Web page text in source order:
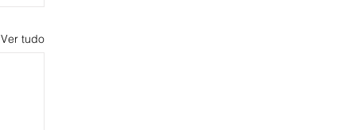
Ver tudo